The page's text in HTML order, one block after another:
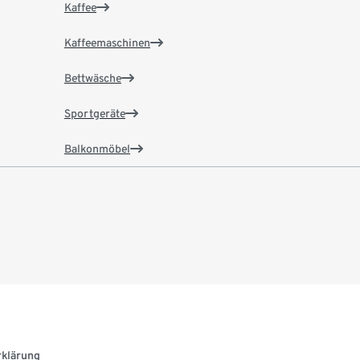
Kaffee
Kaffeemaschinen
Bettwäsche
Sportgeräte
Balkonmöbel